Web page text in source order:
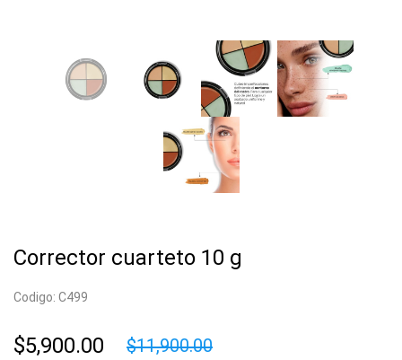
Corrector cuarteto 10 g
Codigo: C499
$5,900.00 $11,900.00